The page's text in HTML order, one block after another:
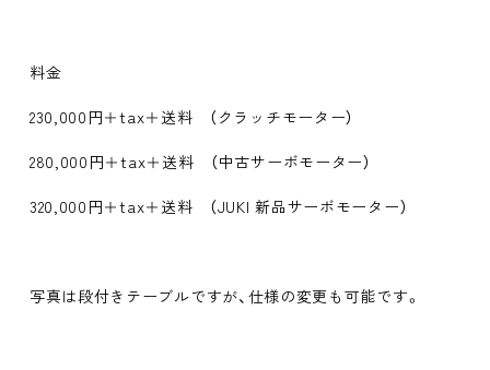
料金
230,000円＋tax＋送料 （クラッチモーター）
280,000円＋tax＋送料 （中古サーボモーター）
320,000円＋tax＋送料 （JUKI 新品サーボモーター）
写真は段付きテーブルですが、仕様の変更も可能です。